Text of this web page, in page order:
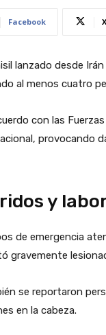
Facebook X
lanzado desde
al menos cuatro
con las
provocando
y
de emergencia
gravemente
se reportaron
en la cabeza.